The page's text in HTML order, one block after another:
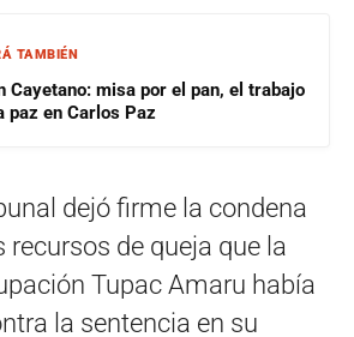
TAMBIÉN
Cayetano: misa por el pan, el trabajo
paz en Carlos Paz
dejó firme la condena
recursos de queja que la
Tupac Amaru había
la sentencia en su